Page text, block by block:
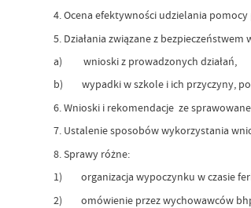
4. Ocena efektywności udzielania
5. Działania związane z bezpieczeństwem
a) wnioski z prowadzonych działań,
b) wypadki w szkole i ich przyczyny,
6. Wnioski i rekomendacje ze
7. Ustalenie sposobów wykorzystania
8. Sprawy różne:
1) organizacja wypoczynku w czasie
2) omówienie przez wychowawców